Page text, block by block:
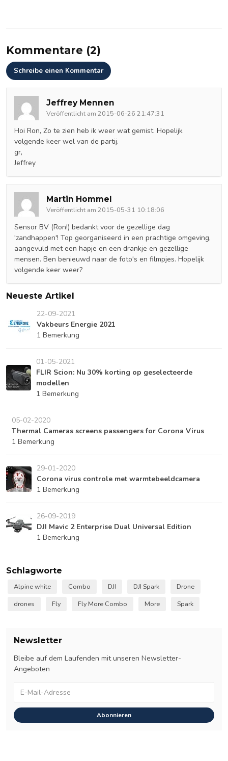
Kommentare (2)
Schreibe einen Kommentar
Jeffrey Mennen
Veröffentlicht am 2015-06-26 21:47:31
Hoi Ron, Zo te zien heb ik weer wat gemist. Hopelijk
volgende keer wel van de partij.
gr,
Jeffrey
Martin Hommel
Veröffentlicht am 2015-05-31 10:18:06
Sensor BV (Ron!) bedankt voor de gezellige dag
'zandhappen'! Top georganiseerd in een prachtige omgeving,
aangevuld met een hapje en een drankje en gezellige
mensen. Ben benieuwd naar de foto's en filmpjes. Hopelijk
volgende keer weer?
Neueste Artikel
22-09-2021
Vakbeurs Energie 2021
1 Bemerkung
01-05-2021
FLIR Scion: Nu 30% korting op geselecteerde
modellen
1 Bemerkung
05-02-2020
Thermal Cameras screens passengers for Corona Virus
1 Bemerkung
29-01-2020
Corona virus controle met warmtebeeldcamera
1 Bemerkung
26-09-2019
DJI Mavic 2 Enterprise Dual Universal Edition
1 Bemerkung
Schlagworte
Alpine white Combo DJI DJI Spark
Drone
drones
Fly Fly More Combo More Spark
Newsletter
Bleibe auf dem Laufenden mit unseren Newsletter-
Angeboten
Abonnieren